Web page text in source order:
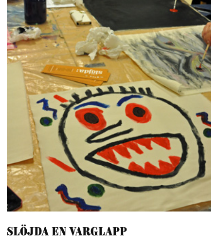
Slöjda en varglapp